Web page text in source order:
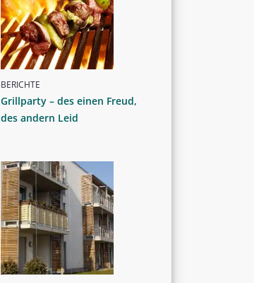
BERICHTE
Grillparty – des einen Freud,
des andern Leid